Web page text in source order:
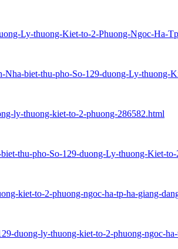
Ly-thuong-Kiet-to-2-Phuong-Ngoc-Ha-
Nha-biet-thu-pho-So-129-duong-Ly-
ly-thuong-kiet-to-2-phuong-286582.html
thu-pho-So-129-duong-Ly-thuong-Kiet-
kiet-to-2-phuong-ngoc-ha-tp-ha-giang-
duong-ly-thuong-kiet-to-2-phuong-ngoc-